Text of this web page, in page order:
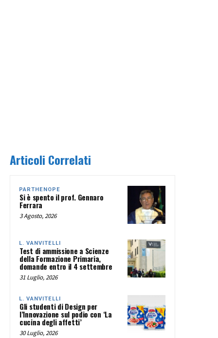
Articoli Correlati
PARTHENOPE
Si è spento il prof. Gennaro
Ferrara
3 Agosto, 2026
L. VANVITELLI
Test di ammissione a Scienze
della Formazione Primaria,
domande entro il 4 settembre
31 Luglio, 2026
L. VANVITELLI
Gli studenti di Design per
l’Innovazione sul podio con ‘La
cucina degli affetti’
30 Luglio, 2026